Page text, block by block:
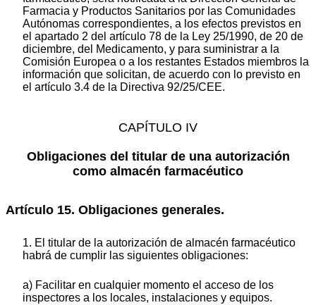
Farmacia y Productos Sanitarios por las Comunidades
Autónomas correspondientes, a los efectos previstos en
el apartado 2 del artículo 78 de la Ley 25/1990, de 20 de
diciembre, del Medicamento, y para suministrar a la
Comisión Europea o a los restantes Estados miembros la
información que solicitan, de acuerdo con lo previsto en
el artículo 3.4 de la Directiva 92/25/CEE.
CAPÍTULO IV
Obligaciones del titular de una autorización
como almacén farmacéutico
Artículo 15. Obligaciones generales.
1. El titular de la autorización de almacén farmacéutico
habrá de cumplir las siguientes obligaciones:
a) Facilitar en cualquier momento el acceso de los
inspectores a los locales, instalaciones y equipos.